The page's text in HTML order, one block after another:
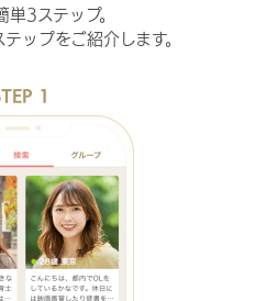
単3ステップ。
ップをご紹介します。
1